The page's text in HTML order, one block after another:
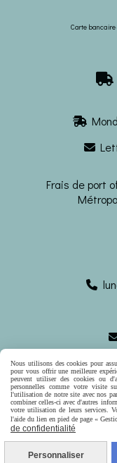
Carte bancaire



Frais de port
Mentions
Politique de
Nous utilisons des cookies pour
pour vous offrir une meilleure
peuvent utiliser des cookies ou
personnelles comme votre visite
l'utilisation de notre site avec nos
combiner celles-ci avec d'autres
votre utilisation de leurs services.
l'aide du lien en pied de page «
de confidentialité
Personnaliser